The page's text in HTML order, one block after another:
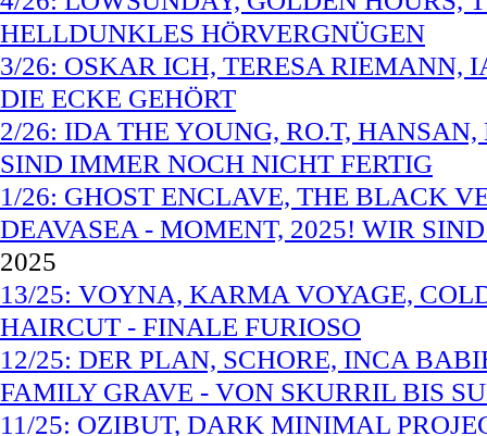
HELLDUNKLES HÖRVERGNÜGEN
3/26: OSKAR ICH, TERESA RIEMANN,
DIE ECKE GEHÖRT
2/26: IDA THE YOUNG, RO.T,
SIND IMMER NOCH NICHT FERTIG
1/26: GHOST ENCLAVE, THE BLACK
DEAVASEA - MOMENT, 2025! WIR
2025
13/25: VOYNA, KARMA VOYAGE,
HAIRCUT - FINALE FURIOSO
12/25: DER PLAN, SCHORE, INCA
FAMILY GRAVE - VON SKURRIL BIS
11/25: OZIBUT, DARK MINIMAL